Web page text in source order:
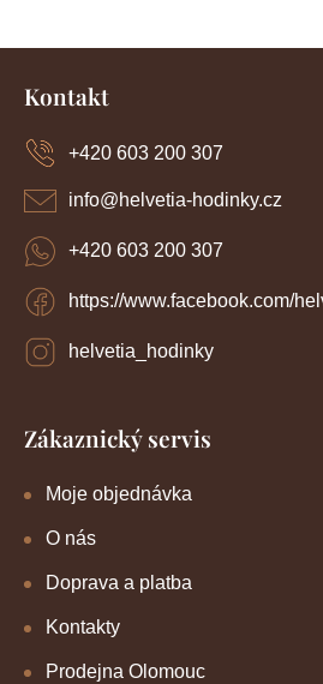
Kontakt
info@helvetia-hodinky.cz
+420 603 200 307
https://www.facebook.com/
helvetia_hodinky
+420 603 200 307
Zákaznický servis
Moje objednávka
O nás
Doprava a platba
Kontakty
Prodejna Olomouc